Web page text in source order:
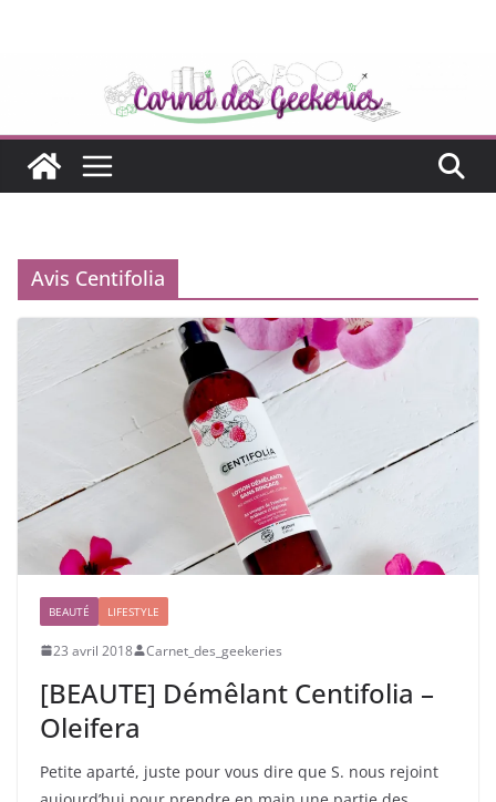
Avis Centifolia
BEAUTÉ LIFESTYLE
23 avril 2018 Carnet_des_geekeries
[BEAUTE] Démêlant Centifolia –
Oleifera
Petite aparté, juste pour vous dire que S. nous rejoint